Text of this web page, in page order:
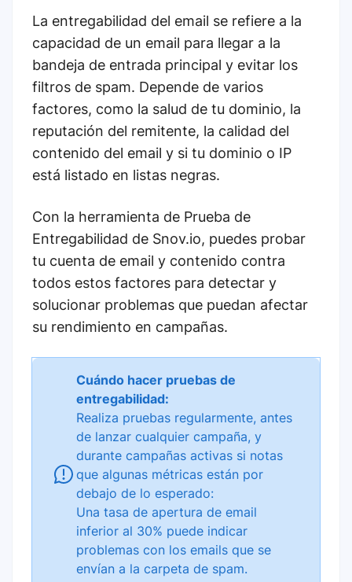
La entregabilidad del email se refiere a la
capacidad de un email para llegar a la
bandeja de entrada principal y evitar los
filtros de spam. Depende de varios
factores, como la salud de tu dominio, la
reputación del remitente, la calidad del
contenido del email y si tu dominio o IP
está listado en listas negras.
Con la herramienta de Prueba de
Entregabilidad de Snov.io, puedes probar
tu cuenta de email y contenido contra
todos estos factores para detectar y
solucionar problemas que puedan afectar
su rendimiento en campañas.
Cuándo hacer pruebas de
entregabilidad:
Realiza pruebas regularmente, antes
de lanzar cualquier campaña, y
durante campañas activas si notas
que algunas métricas están por
debajo de lo esperado:
Una tasa de apertura de email
inferior al 30% puede indicar
problemas con los emails que se
envían a la carpeta de spam.